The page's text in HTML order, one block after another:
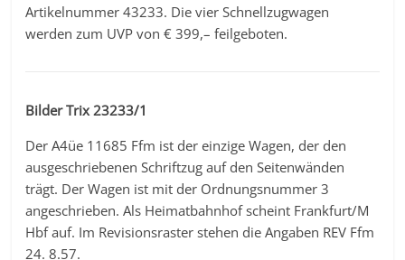
Artikelnummer 43233. Die vier Schnellzugwagen
werden zum UVP von € 399,– feilgeboten.
Bilder Trix 23233/1
Der A4üe 11685 Ffm ist der einzige Wagen, der den
ausgeschriebenen Schriftzug auf den Seitenwänden
trägt. Der Wagen ist mit der Ordnungsnummer 3
angeschrieben. Als Heimatbahnhof scheint Frankfurt/M
Hbf auf. Im Revisionsraster stehen die Angaben REV Ffm
24. 8.57.